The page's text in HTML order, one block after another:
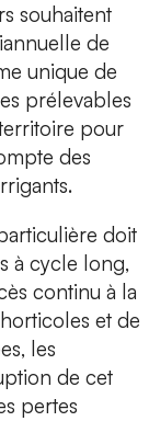
souhaitent
de
unique de
prélevables
pour
des
doit
à cycle long,
continu à la
et de
les
de cet
pertes